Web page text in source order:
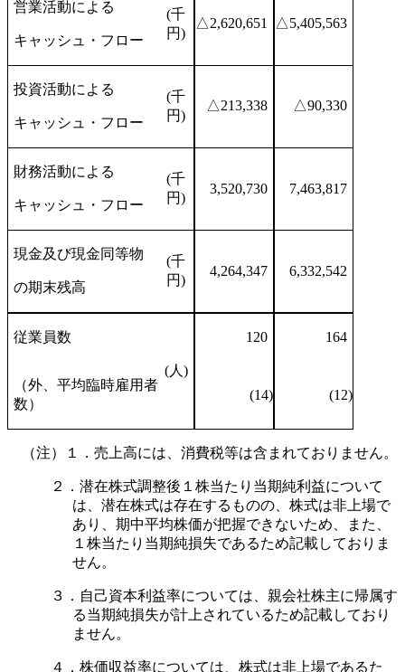
営業活動による
キャッシュ・フロー
(千
円)
△2,620,651 △5,405,563
投資活動による
キャッシュ・フロー
(千
円)
△213,338 △90,330
財務活動による
キャッシュ・フロー
(千
円)
3,520,730 7,463,817
現金及び現金同等物
の期末残高
(千
円)
4,264,347 6,332,542
従業員数
(人)
120 164
（外、平均臨時雇用者
数）
(14) (12)
（注）１．売上高には、消費税等は含まれておりません。
２．潜在株式調整後１株当たり当期純利益について
は、潜在株式は存在するものの、株式は非上場で
あり、期中平均株価が把握できないため、また、
１株当たり当期純損失であるため記載しておりま
せん。
３．自己資本利益率については、親会社株主に帰属す
る当期純損失が計上されているため記載しており
ません。
４．株価収益率については、株式は非上場であるた